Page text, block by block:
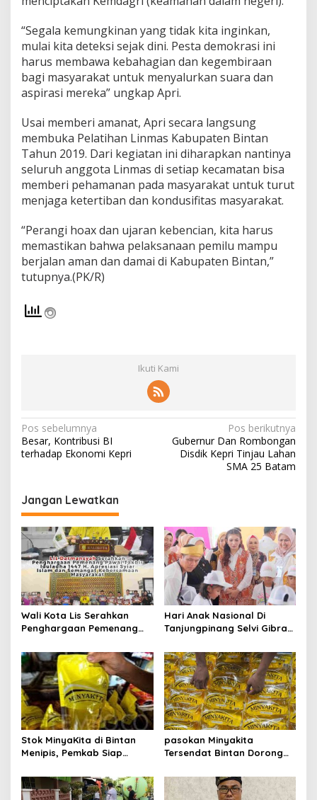
d
n
K
g
e
m
a
a
n
B
a
g
M
a
s
“Segala kemungkinan yang tidak kita inginkan,
mulai kita deteksi sejak dini. Pesta demokrasi ini
harus membawa kebahagian dan kegembiraan
bagi masyarakat untuk menyalurkan suara dan
aspirasi mereka” ungkap Apri.
Usai memberi amanat, Apri secara langsung
membuka Pelatihan Linmas Kabupaten Bintan
Tahun 2019. Dari kegiatan ini diharapkan nantinya
seluruh anggota Linmas di setiap kecamatan bisa
memberi pehamanan pada masyarakat untuk turut
menjaga ketertiban dan kondusifitas masyarakat.
“Perangi hoax dan ujaran kebencian, kita harus
memastikan bahwa pelaksanaan pemilu mampu
berjalan aman dan damai di Kabupaten Bintan,”
tutupnya.(PK/R)
Ikuti Kami
N
a
i
g
a
s
i
p
o
s
Pos sebelumnya
Besar, Kontribusi BI
terhadap Ekonomi Kepri
Pos berikutnya
Gubernur Dan Rombongan
Disdik Kepri Tinjau Lahan
SMA 25 Batam
Jangan Lewatkan
Wali Kota Lis Serahkan
Penghargaan Pemenang
H, Ajak Masyarakat Terus
Hidupkan Syiar Islam
Hari Anak Nasional Di
Tanjungpinang Selvi Gibran
Nasional RANA
Stok MinyaKita di Bintan
Menipis, Pemkab Siap
Distributor
pasokan Minyakita
Tersendat Bintan Dorong
distributor